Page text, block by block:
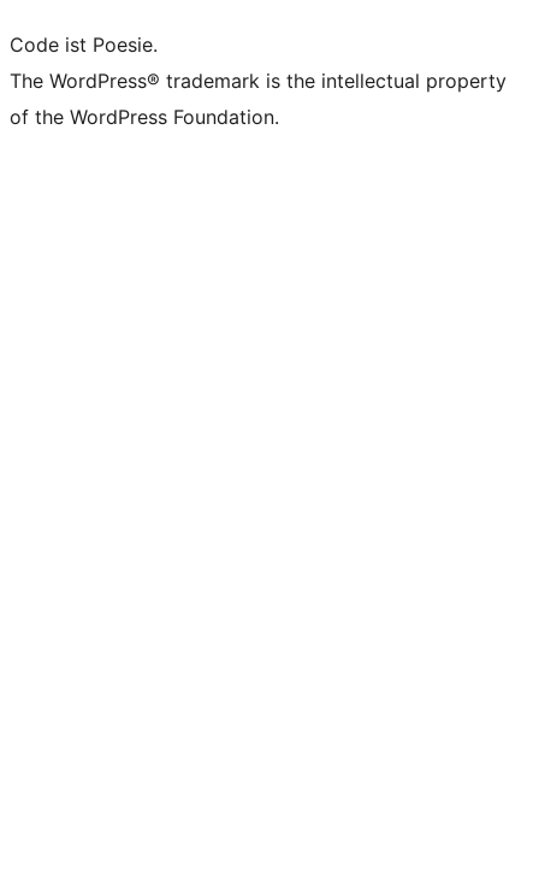
Code ist Poesie.
The WordPress® trademark is the intellectual property
of the WordPress Foundation.